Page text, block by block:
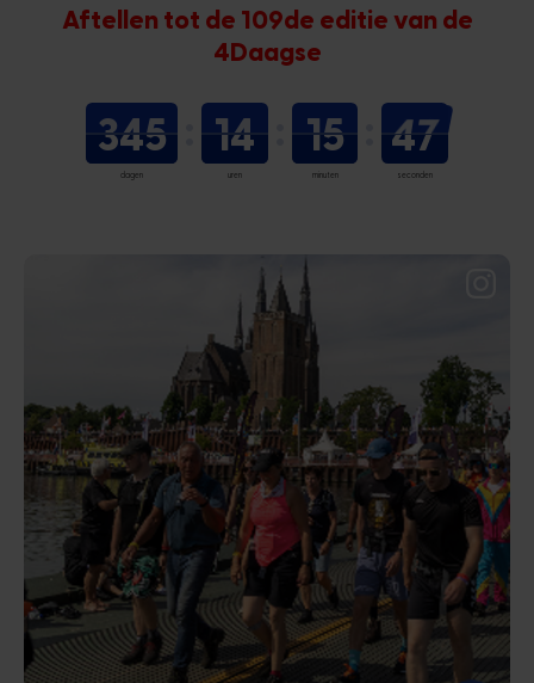
Aftellen tot de 109de editie van de
4Daagse
345
dagen
14
uren
15
minuten
45
seconden